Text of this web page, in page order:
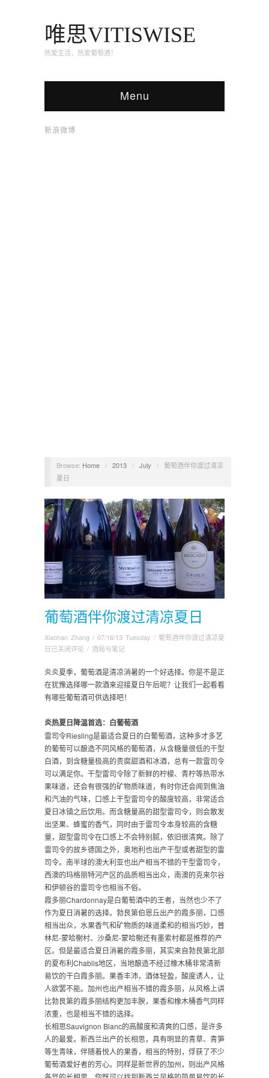
唯思VITISWISE
热爱生活，热爱葡萄酒！
Menu
新浪微博
Browse: Home / 2013 / July /
葡萄酒伴你渡过清凉
夏日
葡萄酒伴你渡过清凉夏日
Xiaohan Zhang / 07/16/13 Tuesday / 葡萄酒伴你渡过清凉夏
日已关闭评论 / 酒局与笔记
炎炎夏季，葡萄酒是清凉消暑的一个好选择。你是不是正
在犹豫选择哪一款酒来迎接夏日午后呢？让我们一起看看
有哪些葡萄酒可供选择吧！
炎热夏日降温首选：白葡萄酒
雷司令Riesling是最适合夏日的白葡萄酒，这种多才多艺
的葡萄可以酿造不同风格的葡萄酒，从含糖量很低的干型
白酒，到含糖量极高的贵腐甜酒和冰酒，总有一款雷司令
可以满足你。干型雷司令除了新鲜的柠檬、青柠等热带水
果味道，还会有很强的矿物质味道，有时你还会闻到焦油
和汽油的气味，口感上干型雷司令的酸度较高，非常适合
夏日冰镇之后饮用。而含糖量高的甜型雷司令，则会散发
出坚果、蜂蜜的香气，同时由于雷司令本身较高的含糖
量，甜型雷司令在口感上不会特别腻，依旧很清爽。除了
雷司令的故乡德国之外，奥地利也出产干型或者甜型的雷
司令。南半球的澳大利亚也出产相当不错的干型雷司令，
西澳的玛格丽特河产区的品质相当出众，南澳的克来尔谷
和伊顿谷的雷司令也相当不俗。
霞多丽Chardonnay是白葡萄酒中的王者，当然也少不了
作为夏日消暑的选择。勃艮第伯恩丘出产的霞多丽，口感
相当出众，水果香气和矿物质的味道柔和的相当巧妙，普
林尼-蒙哈榭村、沙桑尼-蒙哈榭还有墨索村都是推荐的产
区。但是最适合夏日消暑的霞多丽，其实来自勃艮第北部
的夏布利Chablis地区，当地酿造不经过橡木桶非常清新
易饮的干白霞多丽。果香丰沛，酒体轻盈，酸度诱人，让
人欲罢不能。加州也出产相当不错的霞多丽，从风格上讲
比勃艮第的霞多丽结构更加丰腴，果香和橡木桶香气同样
浓重，也是相当不错的选择。
长相思Sauvignon Blanc的高酸度和清爽的口感，是许多
人的最爱。新西兰出产的长相思，具有明显的青草、青笋
等生青味，伴随着悦人的果香，相当的特别，俘获了不少
葡萄酒爱好者的芳心。同样是新世界的加州，则出产风格